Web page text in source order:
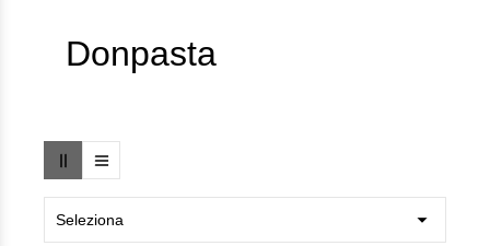
Donpasta
Seleziona 